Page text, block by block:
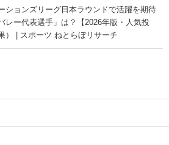
ションズリーグ日本ラウンドで活躍を期待
レー代表選手」は？【2026年版・人気投
） | スポーツ ねとらぼリサーチ